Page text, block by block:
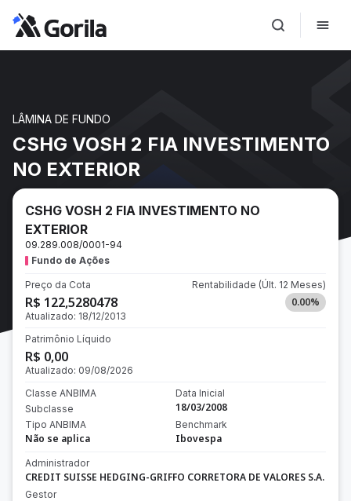
LÂMINA DE FUNDO
CSHG VOSH 2 FIA INVESTIMENTO
NO EXTERIOR
CSHG VOSH 2 FIA INVESTIMENTO NO
EXTERIOR
09.289.008/0001-94
Fundo de Ações
Preço da Cota
R$ 122,5280478
Atualizado: 18/12/2013
Rentabilidade (Últ. 12 Meses)
0.00%
Patrimônio Líquido
R$ 0,00
Atualizado: 09/08/2026
Classe ANBIMA
Subclasse
Tipo ANBIMA
Não se aplica
Data Inicial
18/03/2008
Benchmark
Ibovespa
Administrador
CREDIT SUISSE HEDGING-GRIFFO CORRETORA DE VALORES S.A.
Gestor